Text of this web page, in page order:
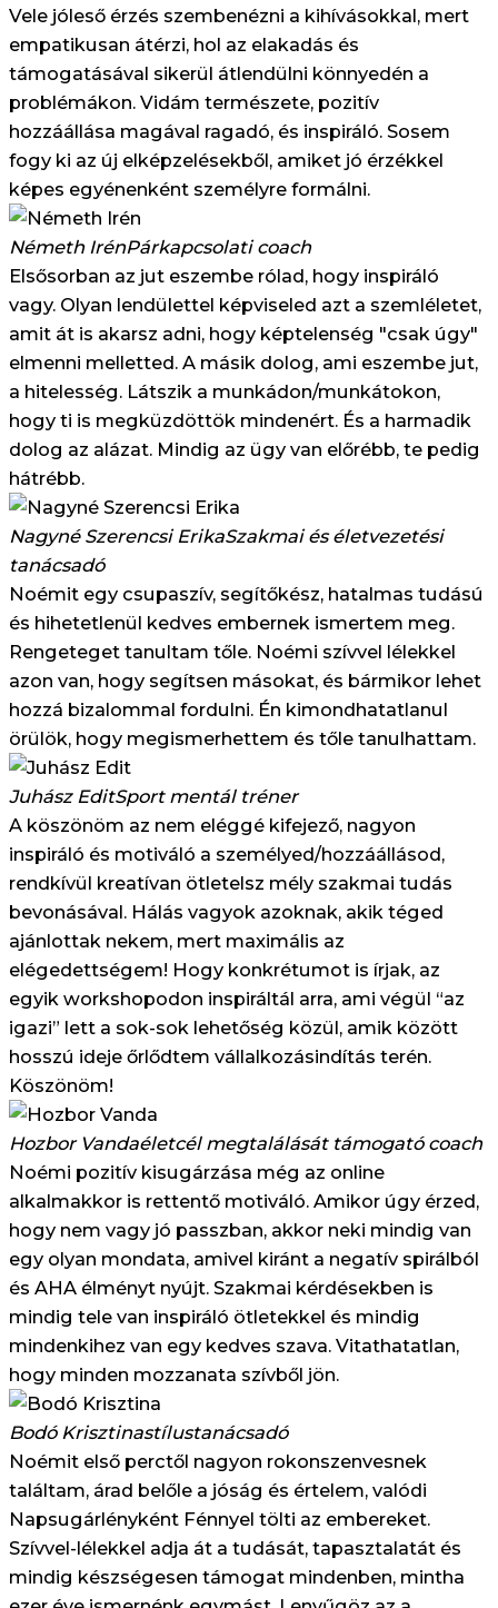
Vele jóleső érzés szembenézni a kihívásokkal, mert
empatikusan átérzi, hol az elakadás és
támogatásával sikerül átlendülni könnyedén a
problémákon. Vidám természete, pozitív
hozzáállása magával ragadó, és inspiráló. Sosem
fogy ki az új elképzelésekből, amiket jó érzékkel
képes egyénenként személyre formálni.
Németh IrénPárkapcsolati coach
Elsősorban az jut eszembe rólad, hogy inspiráló
vagy. Olyan lendülettel képviseled azt a szemléletet,
amit át is akarsz adni, hogy képtelenség "csak úgy"
elmenni melletted. A másik dolog, ami eszembe jut,
a hitelesség. Látszik a munkádon/munkátokon,
hogy ti is megküzdöttök mindenért. És a harmadik
dolog az alázat. Mindig az ügy van előrébb, te pedig
hátrébb.
Nagyné Szerencsi ErikaSzakmai és életvezetési
tanácsadó
Noémit egy csupaszív, segítőkész, hatalmas tudású
és hihetetlenül kedves embernek ismertem meg.
Rengeteget tanultam tőle. Noémi szívvel lélekkel
azon van, hogy segítsen másokat, és bármikor lehet
hozzá bizalommal fordulni. Én kimondhatatlanul
örülök, hogy megismerhettem és tőle tanulhattam.
Juhász EditSport mentál tréner
A köszönöm az nem eléggé kifejező, nagyon
inspiráló és motiváló a személyed/hozzáállásod,
rendkívül kreatívan ötletelsz mély szakmai tudás
bevonásával. Hálás vagyok azoknak, akik téged
ajánlottak nekem, mert maximális az
elégedettségem! Hogy konkrétumot is írjak, az
egyik workshopodon inspiráltál arra, ami végül “az
igazi” lett a sok-sok lehetőség közül, amik között
hosszú ideje őrlődtem vállalkozásindítás terén.
Köszönöm!
Hozbor Vandaéletcél megtalálását támogató coach
Noémi pozitív kisugárzása még az online
alkalmakkor is rettentő motiváló. Amikor úgy érzed,
hogy nem vagy jó passzban, akkor neki mindig van
egy olyan mondata, amivel kiránt a negatív spirálból
és AHA élményt nyújt. Szakmai kérdésekben is
mindig tele van inspiráló ötletekkel és mindig
mindenkihez van egy kedves szava. Vitathatatlan,
hogy minden mozzanata szívből jön.
Bodó Krisztinastílustanácsadó
Noémit első perctől nagyon rokonszenvesnek
találtam, árad belőle a jóság és értelem, valódi
Napsugárlényként Fénnyel tölti az embereket.
Szívvel-lélekkel adja át a tudását, tapasztalatát és
mindig készségesen támogat mindenben, mintha